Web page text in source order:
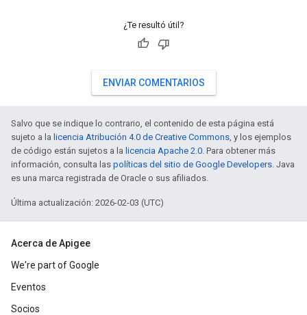
¿Te resultó útil?
ENVIAR COMENTARIOS
Salvo que se indique lo contrario, el contenido de esta página está
sujeto a la licencia Atribución 4.0 de Creative Commons, y los ejemplos
de código están sujetos a la licencia Apache 2.0. Para obtener más
información, consulta las políticas del sitio de Google Developers. Java
es una marca registrada de Oracle o sus afiliados.
Última actualización: 2026-02-03 (UTC)
Acerca de Apigee
We're part of Google
Eventos
Socios